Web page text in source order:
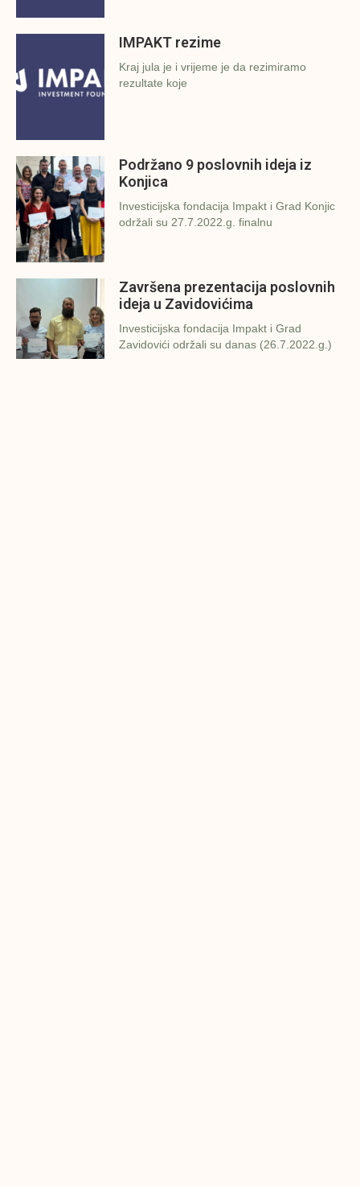
IMPAKT rezime
Kraj jula je i vrijeme je da rezimiramo
rezultate koje
Podržano 9 poslovnih ideja iz
Konjica
Investicijska fondacija Impakt i Grad Konjic
održali su 27.7.2022.g. finalnu
Završena prezentacija poslovnih
ideja u Zavidovićima
Investicijska fondacija Impakt i Grad
Zavidovići održali su danas (26.7.2022.g.)